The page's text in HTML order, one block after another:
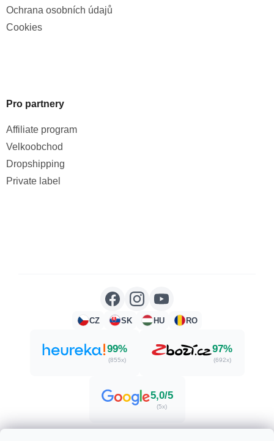
Ochrana osobních údajů
Cookies
Pro partnery
Affiliate program
Velkoobchod
Dropshipping
Private label
CZ SK HU RO
99%
(855x)
97%
(692x)
5,0/5
(5x)